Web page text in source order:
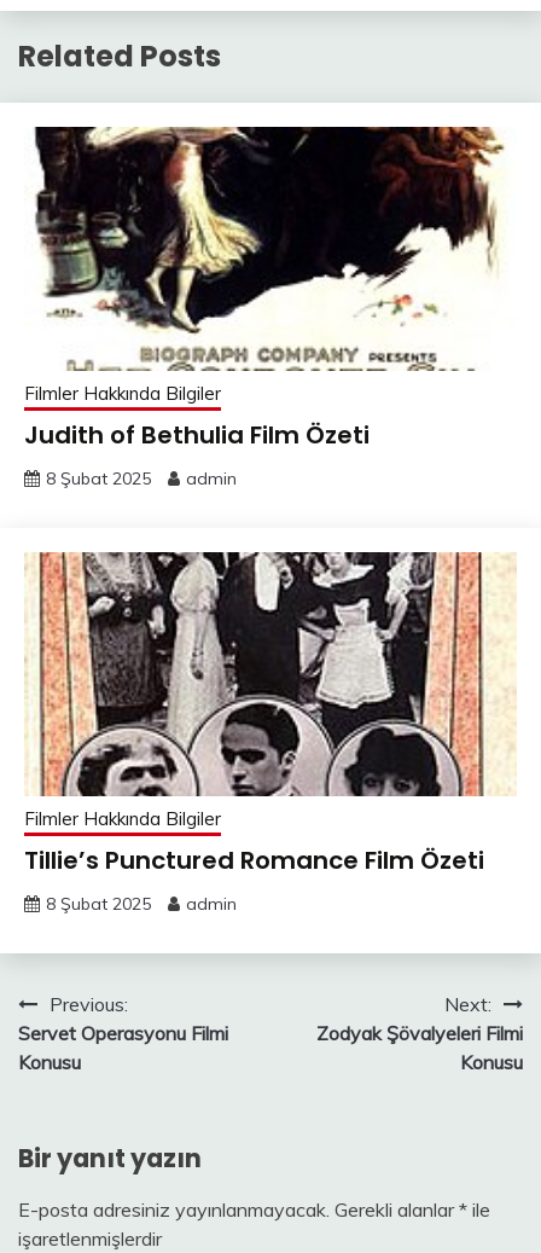
Related Posts
Filmler Hakkında Bilgiler
Judith of Bethulia Film Özeti
8 Şubat 2025 admin
Filmler Hakkında Bilgiler
Tillie’s Punctured Romance Film Özeti
8 Şubat 2025 admin
Yazı
gezinmesi
Previous:
Servet Operasyonu Filmi
Konusu
Next:
Zodyak Şövalyeleri Filmi
Konusu
Bir yanıt yazın
E-posta adresiniz yayınlanmayacak. Gerekli alanlar* ile
işaretlenmişlerdir